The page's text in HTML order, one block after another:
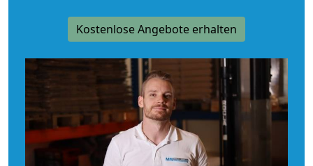
Kostenlose Angebote erhalten